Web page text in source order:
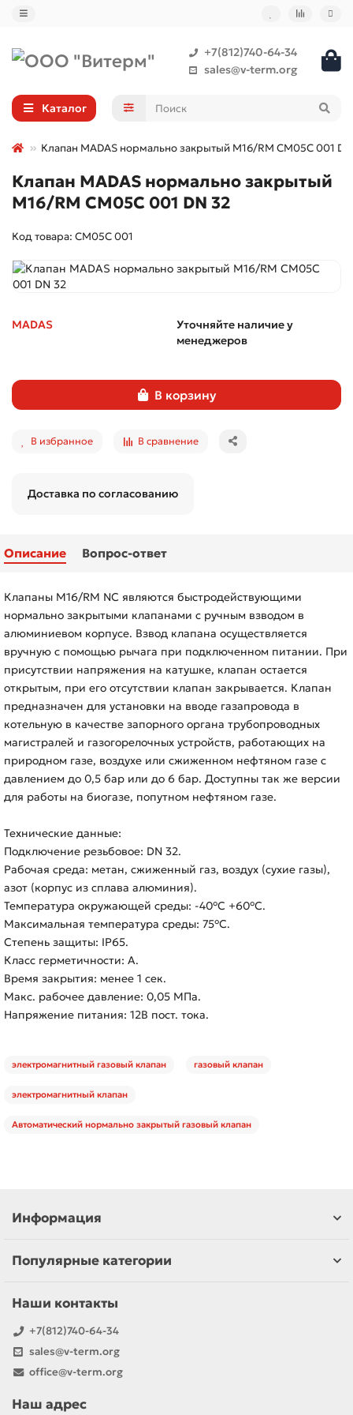
+7(812)740-64-34
sales@v-term.org
Каталог
Клапан MADAS нормально закрытый M16/RM CM05C 001
Клапан MADAS нормально закрытый
M16/RM CM05C 001 DN 32
Код товара: CM05C 001
MADAS
Уточняйте наличие у
менеджеров
В корзину
В избранное В сравнение
Доставка по согласованию
Описание Вопрос-ответ
Клапаны M16/RM NC являются быстродействующими
нормально закрытыми клапанами с ручным взводом в
алюминиевом корпусе. Взвод клапана осуществляется
вручную с помощью рычага при подключенном питании. При
присутствии напряжения на катушке, клапан остается
открытым, при его отсутствии клапан закрывается. Клапан
предназначен для установки на вводе газапровода в
котельную в качестве запорного органа трубопроводных
магистралей и газогорелочных устройств, работающих на
природном газе, воздухе или сжиженном нефтяном газе с
давлением до 0,5 бар или до 6 бар. Доступны так же версии
для работы на биогазе, попутном нефтяном газе.
Технические данные:
Подключение резьбовое: DN 32.
Рабочая среда: метан, сжиженный газ, воздух (сухие газы),
азот (корпус из сплава алюминия).
Температура окружающей среды: -40°C +60°C.
Максимальная температура среды: 75°C.
Степень защиты: IP65.
Класс герметичности: А.
Время закрытия: менее 1 сек.
Макс. рабочее давление: 0,05 МПа.
Напряжение питания: 12В пост. тока.
электромагнитный газовый клапан газовый клапан
электромагнитный клапан
Автоматический нормально закрытый газовый клапан
Информация
Популярные категории
Наши контакты
+7(812)740-64-34
sales@v-term.org
office@v-term.org
Наш адрес